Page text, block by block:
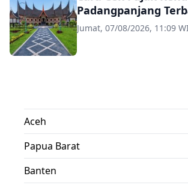
Padangpanjang
Jumat, 07/08/2026, 11:09
Aceh
Papua Barat
Banten